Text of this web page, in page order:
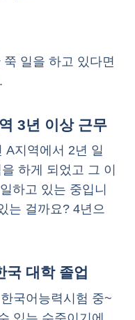
일을 하고 있다면
3년 이상 근무
A지역에서 2년 일
하게 되었고 그 이
하고 있는 중입니
는 걸까요? 4년으
국 대학 졸업
국어능력시험 중~